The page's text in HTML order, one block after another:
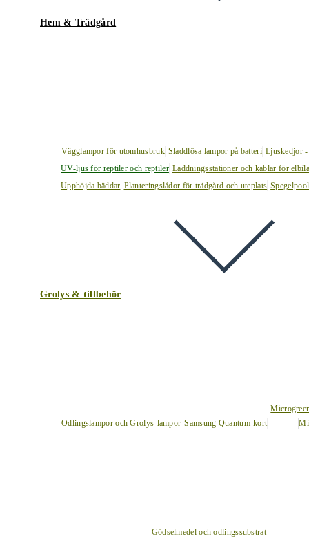
Hem & Trädgård
Vägglampor för utomhusbruk Sladdlösa lampor på batteri Ljuskedjor
UV-ljus för reptiler och reptiler Laddningsstationer och kablar för
Upphöjda bäddar Planteringslådor för trädgård och uteplats Spegelpool
Grolys & tillbehör
Odlingslampor och Grolys-lampor Samsung Quantum-kort
Gödselmedel och odlingssubstrat